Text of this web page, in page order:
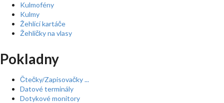
Kulmofény
Kulmy
Žehlící kartáče
Žehličky na vlasy
Pokladny
Čtečky/Zapisovačky ...
Datové terminály
Dotykové monitory